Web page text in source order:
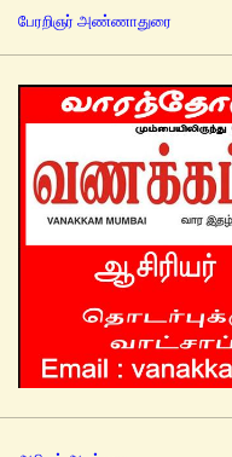
பேரறிஞர் அண்ணாதுரை